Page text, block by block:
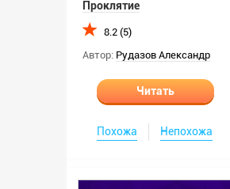
Проклятие
8.2 (5)
Автор: Рудазов Александр
Читать
Похожа Непохожа